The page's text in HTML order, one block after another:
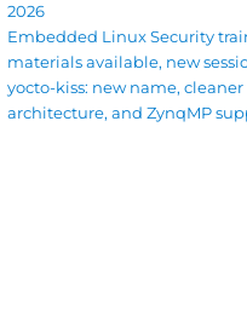
2026
Embedded Linux Security
materials available, new
yocto-kiss: new name, cleaner
architecture, and ZynqMP